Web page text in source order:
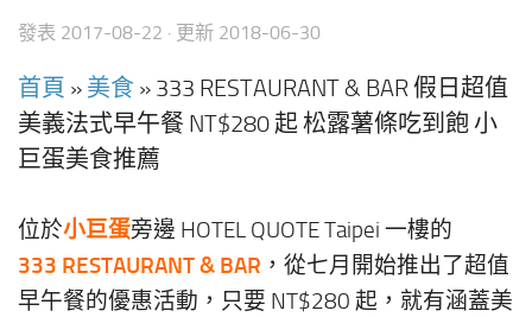
發表 2017-08-22 · 更新 2018-06-30
首頁 » 美食 » 333 RESTAURANT & BAR 假日超值
美義法式早午餐 NT$280 起 松露薯條吃到飽 小
巨蛋美食推薦
位於小巨蛋旁邊 HOTEL QUOTE Taipei 一樓的
333 RESTAURANT & BAR ，從七月開始推出了超值
早午餐的優惠活動，只要 NT$280 起，就有涵蓋美